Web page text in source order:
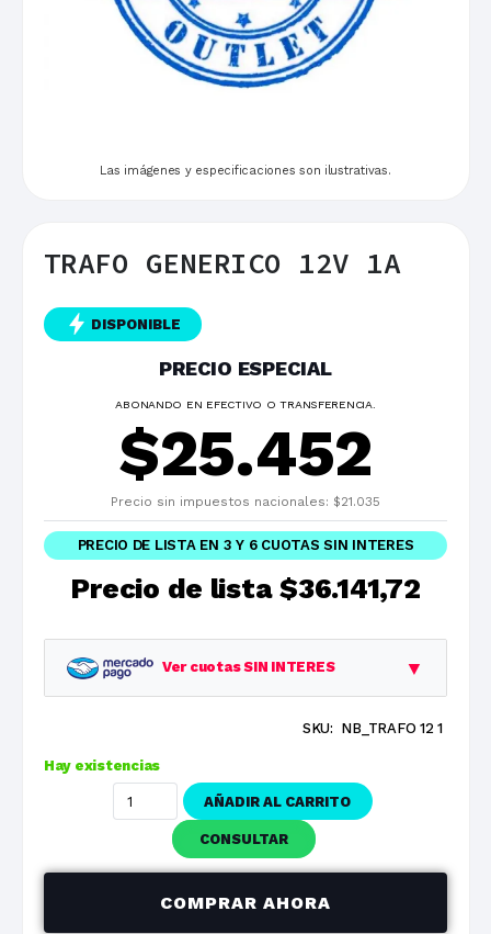
Las imágenes y especificaciones son ilustrativas.
TRAFO GENERICO 12V 1A
DISPONIBLE
PRECIO ESPECIAL
ABONANDO EN EFECTIVO O TRANSFERENCIA.
$25.452
Precio sin impuestos nacionales: $21.035
PRECIO DE LISTA EN 3 Y 6 CUOTAS SIN INTERES
Precio de lista $36.141,72
Ver cuotas SIN INTERES ▼
Total
1 cuotas
3 cuotas $12.047,24 $36.141,72
$6.023,62
SKU: NB_TRAFO 12 1
Hay existencias
AÑADIR AL CARRITO
CONSULTAR
COMPRAR AHORA